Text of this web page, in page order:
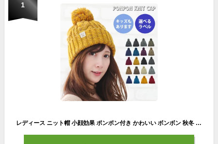
1
レディース ニット帽 小顔効果 ポンポン付き かわいい ボンボン 秋冬 帽子 【キャンディーポンポンニット】【イニシャルラベル対応】 メンズ キッズ 親子おそろい スキー スノボ ゴルフ ペアルック おしゃれ ブラウン 茶色 ブラック 黒 ベージュ タグ